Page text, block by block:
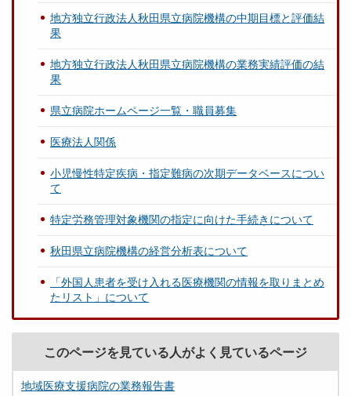
地方独立行政法人秋田県立病院機構の中期目標と評価結
果
地方独立行政法人秋田県立病院機構の業務実績評価の結
果
県立病院ホームページ一覧・職員募集
医療法人関係
小児慢性特定疾病・指定難病の次期データベースについ
て
特定労務管理対象機関の指定に向けた手続きについて
秋田県立病院機構の経営分析表について
「外国人患者を受け入れる医療機関の情報を取りまとめ
たリスト」について
このページを見ている人がよく見ているページ
地域医療支援病院の業務報告書